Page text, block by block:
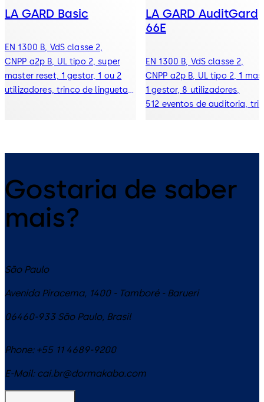
LA GARD Basic
EN 1300 B, VdS classe 2,
CNPP a2p B, UL tipo 2, super
master reset, 1 gestor, 1 ou 2
utilizadores, trinco de lingueta,
LA GARD AuditGard
66E
EN 1300 B, VdS classe 2,
CNPP a2p B, UL tipo 2, 1
1 gestor, 8 utilizadores,
512 eventos de auditoria,
Gostaria de saber
mais?
São Paulo
Avenida Piracema, 1400 - Tamboré - Barueri
06460-933 São Paulo, Brasil
Phone: +55 11 4689-9200
E-Mail: cai.br@dormakaba.com